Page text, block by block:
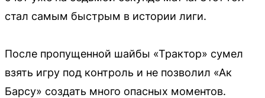
стал самым быстрым в истории лиги.
После пропущенной шайбы «Трактор» сумел
взять игру под контроль и не позволил «Ак
Барсу» создать много опасных моментов.